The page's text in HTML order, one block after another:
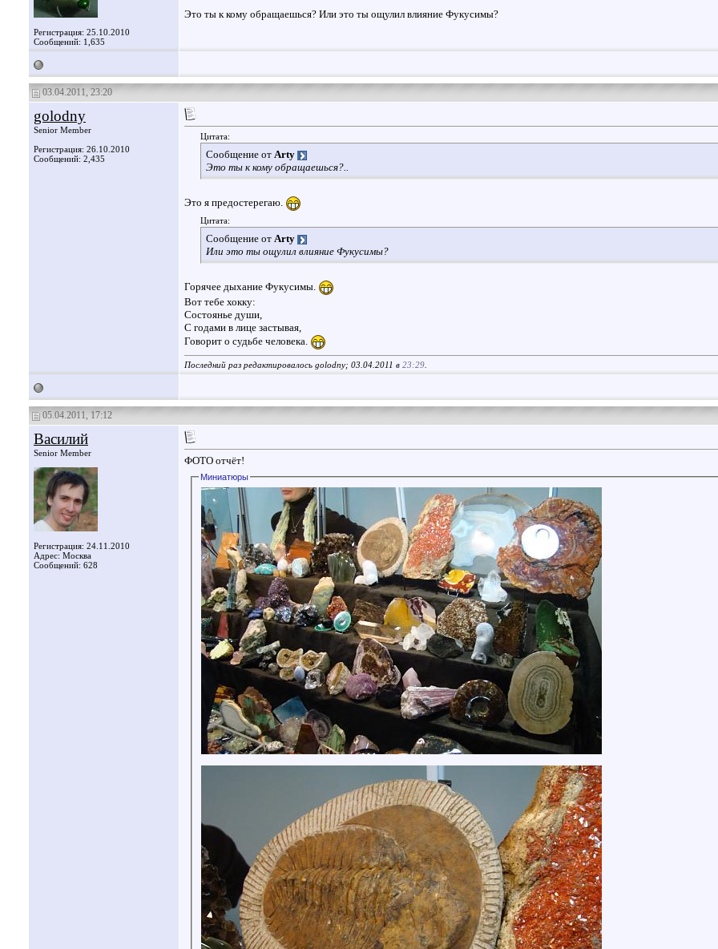
Регистрация: 25.10.2010
Сообщений: 1,635
Это ты к кому обращаешься? Или это ты ощулил влияние Фукусимы?
03.04.2011, 23:20
golodny
Senior Member
Регистрация: 26.10.2010
Сообщений: 2,435
Цитата:
Сообщение от Arty
Это ты к кому обращаешься?..
Это я предостерегаю.
Цитата:
Сообщение от Arty
Или это ты ощулил влияние Фукусимы?
Горячее дыхание Фукусимы.
Вот тебе хокку:
Состоянье души,
C годами в лице застывая,
Говорит о судьбе человека.
Последний раз редактировалось golodny; 03.04.2011 в 23:29
05.04.2011, 17:12
Василий
Senior Member
Регистрация: 24.11.2010
Адрес: Москва
Сообщений: 628
ФОТО отчёт!
Миниатюры